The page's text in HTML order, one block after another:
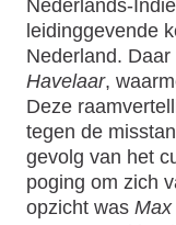
Nederlands-
leidinggevende
Nederland.
Havelaar,
Deze
tegen de
gevolg van het
poging om zich
opzicht was